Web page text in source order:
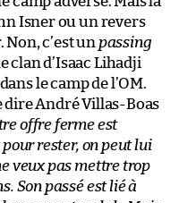
Isner ou un revers
c’est un passing
clan d’Isaac Lihadji
le camp de l’OM.
dire André Villas-Boas
offre ferme est
rester, on peut lui
veux pas mettre trop
Son passé est lié à